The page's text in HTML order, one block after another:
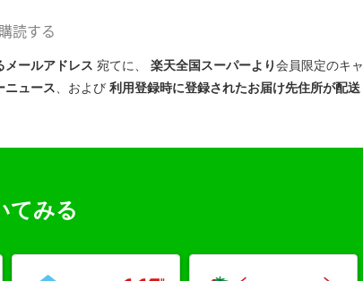
読する
メールアドレス 宛てに、 楽天全国スーパーより会員限定のキャ
ニュース 、および 利用登録時に登録されたお届け先住所が配送
てみる